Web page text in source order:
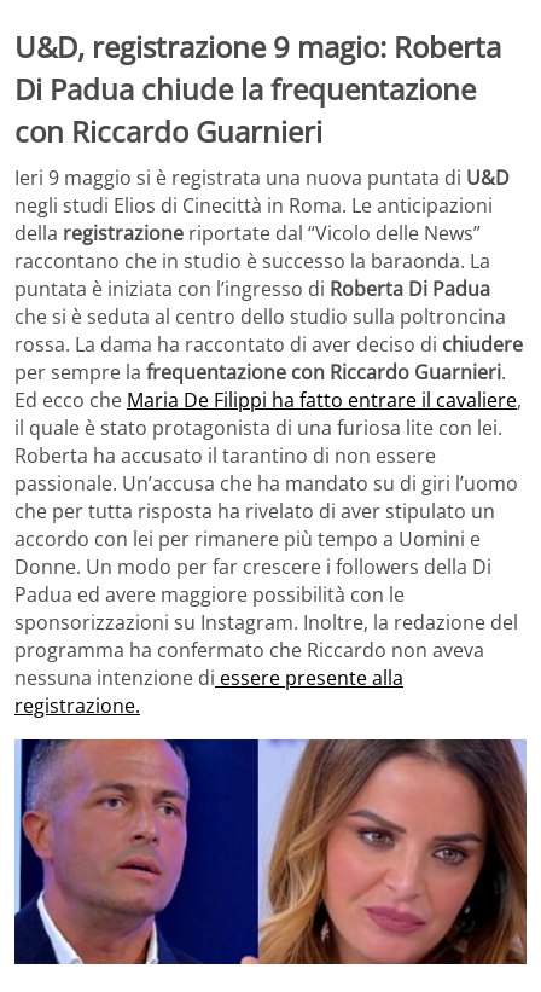
U&D, registrazione 9 magio: Roberta
Di Padua chiude la frequentazione
con Riccardo Guarnieri
Ieri 9 maggio si è registrata una nuova puntata di U&D
negli studi Elios di Cinecittà in Roma. Le anticipazioni
della registrazione riportate dal “Vicolo delle News”
raccontano che in studio è successo la baraonda. La
puntata è iniziata con l’ingresso di Roberta Di Padua
che si è seduta al centro dello studio sulla poltroncina
rossa. La dama ha raccontato di aver deciso di chiudere
per sempre la frequentazione con Riccardo Guarnieri.
Ed ecco che Maria De Filippi ha fatto entrare il cavaliere,
il quale è stato protagonista di una furiosa lite con lei.
Roberta ha accusato il tarantino di non essere
passionale. Un’accusa che ha mandato su di giri l’uomo
che per tutta risposta ha rivelato di aver stipulato un
accordo con lei per rimanere più tempo a Uomini e
Donne. Un modo per far crescere i followers della Di
Padua ed avere maggiore possibilità con le
sponsorizzazioni su Instagram. Inoltre, la redazione del
programma ha confermato che Riccardo non aveva
nessuna intenzione di essere presente alla
registrazione.